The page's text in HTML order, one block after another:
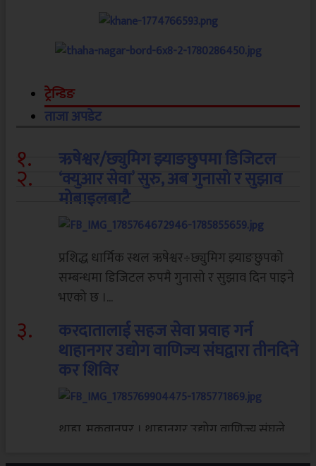
ट्रेन्डिङ
ताजा अपडेट
१. ऋषेश्वर/छ्युमिग झ्याङछुपमा डिजिटल
‘क्युआर सेवा’ सुरु, अब गुनासो र सुझाव
मोबाइलबाटै
प्रशिद्ध धार्मिक स्थल ऋषेश्वर÷छ्युमिग झ्याङछुपको
सम्बन्धमा डिजिटल रुपमै गुनासो र सुझाव दिन पाइने
भएको छ ।...
२.
करदातालाई सहज सेवा प्रवाह गर्न
थाहानगर उद्योग वाणिज्य संघद्वारा तीनदिने
कर शिविर
थाहा, मकवानपुर । थाहानगर उद्योग वाणिज्य संघले
३.